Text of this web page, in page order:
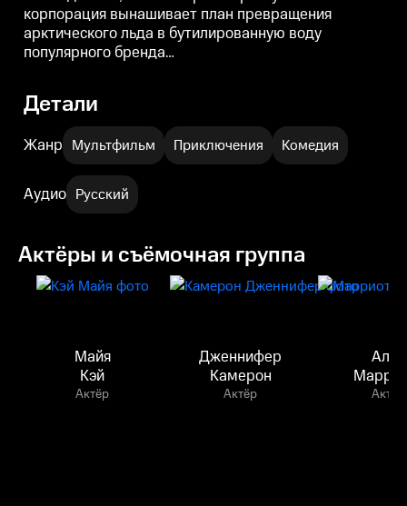
корпорация вынашивает план превращения
арктического льда в бутилированную воду
популярного бренда…
Детали
Жанр Мультфильм Приключения Комедия
Аудио Русский
Актёры и съёмочная группа
Майя
Кэй
Актёр
Дженнифер
Камерон
Актёр
Алан
Актёр